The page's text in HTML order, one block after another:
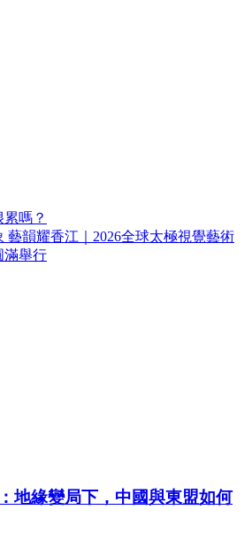
嗎？
藝韻耀香江｜2026全球太極視覺藝術
滿舉行
地緣變局下，中國與東盟如何